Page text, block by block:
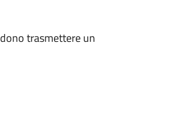
trasmettere un